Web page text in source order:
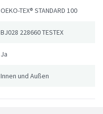
OEKO-TEX® STANDARD 100
BJ028 228660 TESTEX
Ja
Innen und Außen